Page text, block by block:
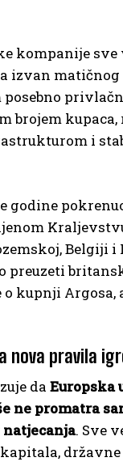
kompanije sve
izvan matičnog
brojem
i
godine
Belgiji i
preuzeti
kupnji Argosa,
nova pravila
da
ne promatra
. Sve
državne